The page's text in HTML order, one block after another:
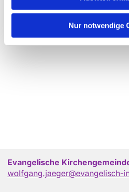
Nur notwendige
Evangelische
wolfgang.jaeger@evangelisch-